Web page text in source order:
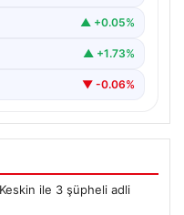
▲ +0.05%
▲ +1.73%
▼ -0.06%
ile 3 şüpheli adli